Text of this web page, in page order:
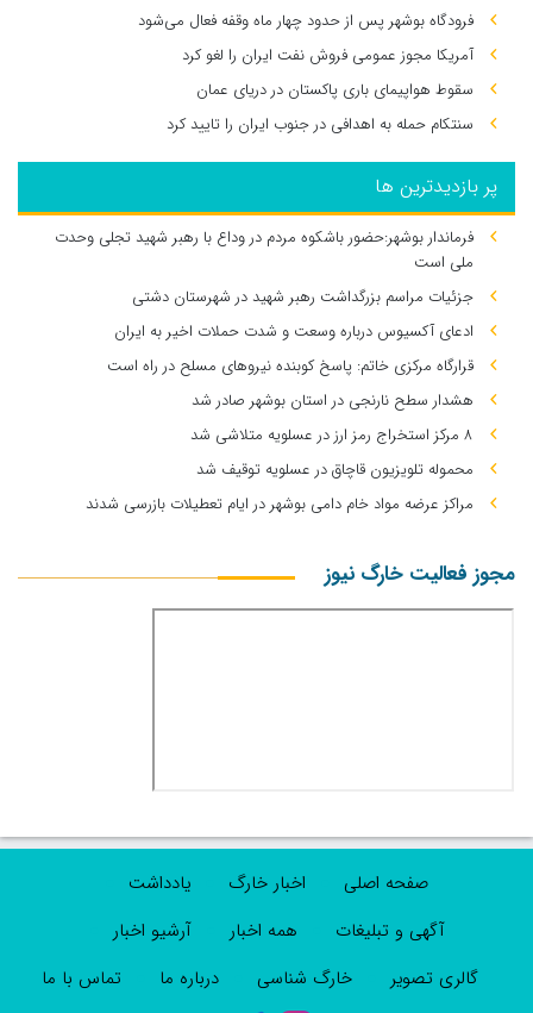
فرودگاه بوشهر پس از حدود چهار ماه وقفه فعال می‌شود
آمریکا مجوز عمومی فروش نفت ایران را لغو کرد
سقوط هواپیمای باری پاکستان در دریای عمان
سنتکام حمله به اهدافی در جنوب ایران را تایید کرد
پر بازدیدترین ها
فرماندار بوشهر:حضور باشکوه مردم در وداع با رهبر شهید تجلی وحدت
ملی است
جزئیات مراسم بزرگداشت رهبر شهید در شهرستان دشتی
ادعای آکسیوس درباره وسعت و شدت حملات اخیر به ایران
قرارگاه مرکزی خاتم: پاسخ کوبنده نیروهای مسلح در راه است
هشدار سطح نارنجی در استان بوشهر صادر شد
۸ مرکز استخراج رمز ارز در عسلویه متلاشی شد
محموله تلویزیون قاچاق در عسلویه توقیف شد
مراکز عرضه مواد خام دامی بوشهر در ایام تعطیلات بازرسی شدند
مجوز فعالیت خارگ نیوز
صفحه اصلی اخبار خارگ
یادداشت
آگهی و تبلیغات
همه اخبار
آرشیو اخبار
گالری تصویر
خارگ شناسی درباره ما تماس با ما